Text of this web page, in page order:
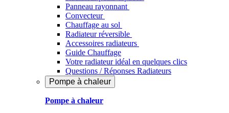
Panneau rayonnant
Convecteur
Chauffage au sol
Radiateur réversible
Accessoires radiateurs
Guide Chauffage
Votre radiateur idéal en quelques clics
Questions / Réponses Radiateurs
Pompe à chaleur
Pompe à chaleur